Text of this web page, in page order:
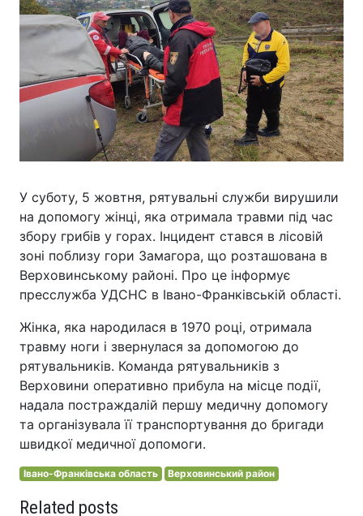
У суботу, 5 жовтня, рятувальні служби вирушили
на допомогу жінці, яка отримала травми під час
збору грибів у горах. Інцидент стався в лісовій
зоні поблизу гори Замагора, що розташована в
Верховинському районі. Про це інформує
пресслужба УДСНС в Івано-Франківській області.
Жінка, яка народилася в 1970 році, отримала
травму ноги і звернулася за допомогою до
рятувальників. Команда рятувальників з
Верховини оперативно прибула на місце події,
надала постраждалій першу медичну допомогу
та організувала її транспортування до бригади
швидкої медичної допомоги.
Івано-Франківська область Верховинський район
Related posts